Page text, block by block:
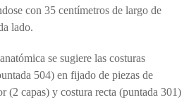
con 35 centímetros de largo de
lado.
se sugiere las costuras
504) en fijado de piezas de
(2 capas) y costura recta (puntada 301)